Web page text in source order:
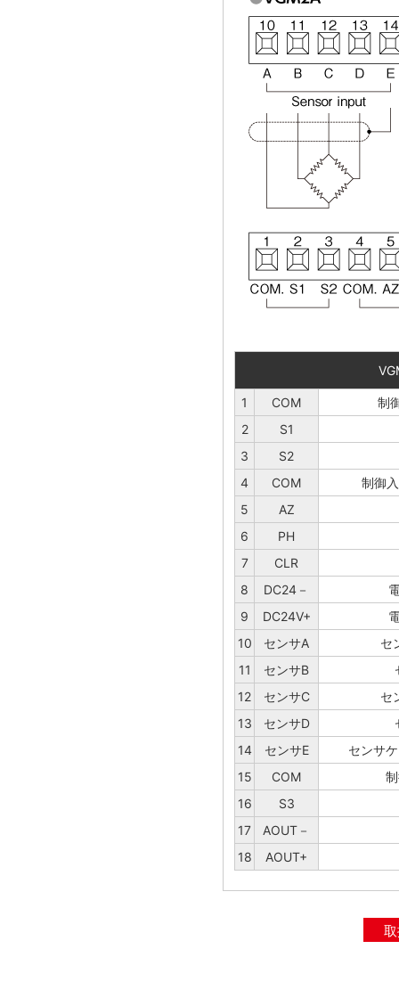
1 COM
制
2
S1
3
S2
4
COM
制御
5
AZ
6
PH
7
CLR
8
DC24－
9
DC24V+
10
センサA
セ
11
センサB
12
センサC
セ
13
センサD
14
センサE
センサ
15
COM
16
S3
17
AOUT－
18
AOUT+